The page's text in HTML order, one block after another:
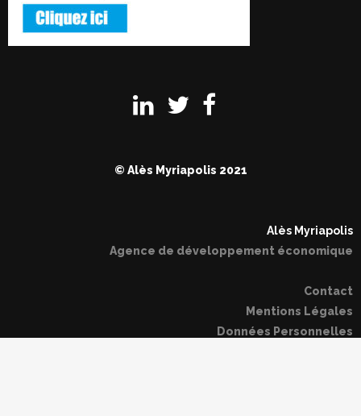
© Alès Myriapolis 2021
Alès Myriapolis
Agence de développement économique
Contact
Mentions Légales
Données Personnelles